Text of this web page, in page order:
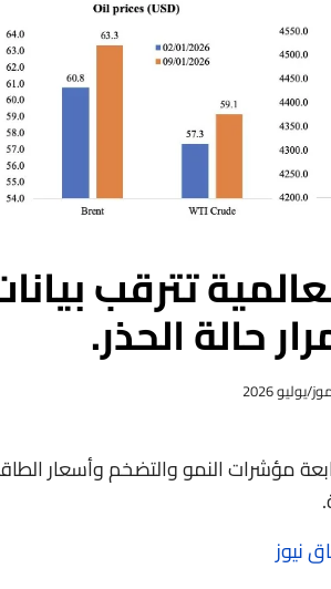
تترقب
حالة الحذر.
مؤشرات النمو والتضخم وأسعار
نيوز